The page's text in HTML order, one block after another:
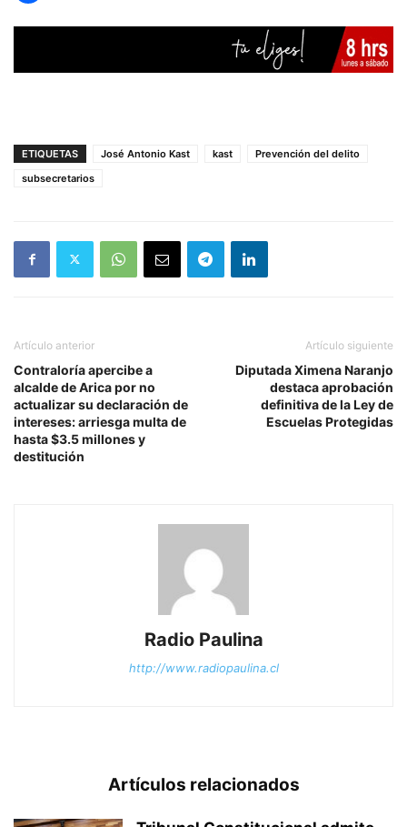
ETIQUETAS José Antonio Kast kast
Prevención del delito
subsecretarios
Artículo anterior
Contraloría apercibe a
alcalde de Arica por no
actualizar su declaración de
intereses: arriesga multa de
hasta $3.5 millones y
destitución
Artículo siguiente
Diputada Ximena Naranjo
destaca aprobación
definitiva de la Ley de
Escuelas Protegidas
Radio Paulina
http://www.radiopaulina.cl
Artículos relacionados